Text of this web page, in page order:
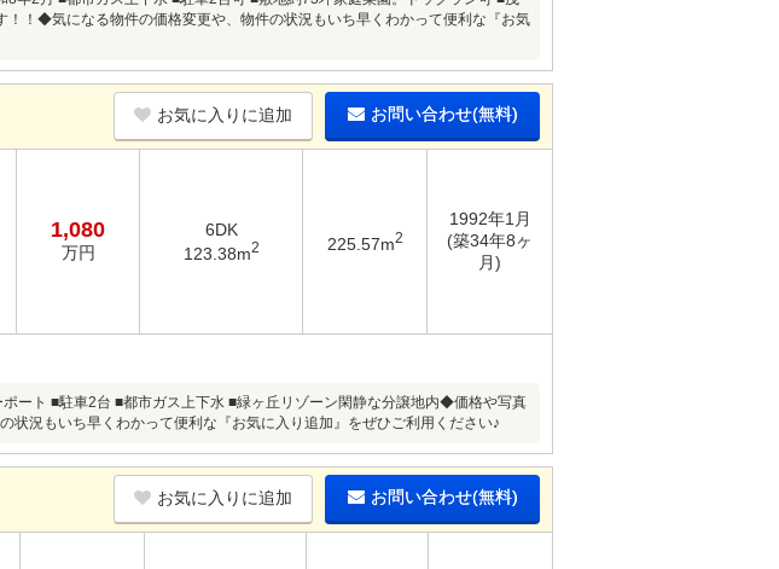
！◆気になる物件の価格変更や、物件の状況もいち早くわかって便利な『お気
お気に入りに追加 お問い合わせ(無料)
1,080
万円
6DK
123.38m2 225.57m2
1992年1月
(築34年8ヶ
月)
ト ■駐車2台 ■都市ガス上下水 ■緑ヶ丘リゾーン閑静な分譲地内◆価格や写真
況もいち早くわかって便利な『お気に入り追加』をぜひご利用ください♪
お気に入りに追加 お問い合わせ(無料)